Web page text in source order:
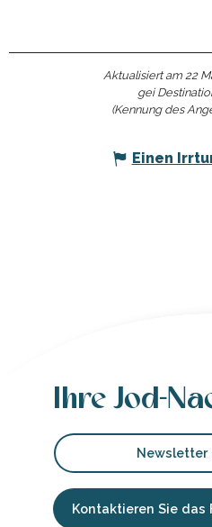
Aktualisiert am 22
gei
(Kennung des
Einen
Ihre Jod-
Newsletter
Kontaktieren Sie das